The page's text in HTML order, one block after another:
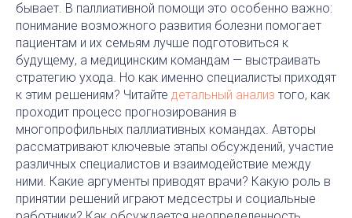
бывает. В паллиативной помощи это особенно важно:
понимание возможного развития болезни помогает
пациентам и их семьям лучше подготовиться к
будущему, а медицинским командам — выстраивать
стратегию ухода. Но как именно специалисты приходят
к этим решениям? Читайте детальный анализ того, как
проходит процесс прогнозирования в
многопрофильных паллиативных командах. Авторы
рассматривают ключевые этапы обсуждений, участие
различных специалистов и взаимодействие между
ними. Какие аргументы приводят врачи? Какую роль в
принятии решений играют медсестры и социальные